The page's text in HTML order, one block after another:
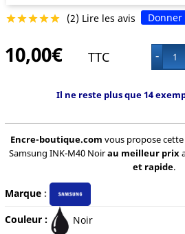
 (2) Lire les avis Donner
10,00€ TTC 1
Il ne reste plus que 14
Encre-boutique.com vous propose
Samsung INK-M40 Noirau meilleur prix
et rapide.
Marque:
Couleur : Noir